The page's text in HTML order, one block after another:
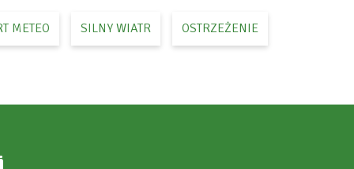
METEO SILNY WIATR OSTRZEŻENIE